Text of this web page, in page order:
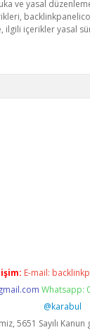
ve yasal
ilgili içerikler yasal
E-mail:
Whatsapp:
@karabul
5651 Sayılı